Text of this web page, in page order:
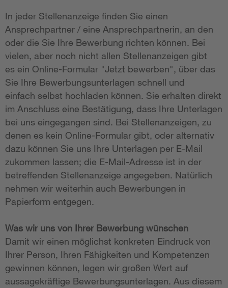
In jeder Stellenanzeige finden Sie einen
Ansprechpartner / eine Ansprechpartnerin, an den
oder die Sie Ihre Bewerbung richten können. Bei
vielen, aber noch nicht allen Stellenanzeigen gibt
es ein Online-Formular "Jetzt bewerben", über das
Sie Ihre Bewerbungsunterlagen schnell und
einfach selbst hochladen können. Sie erhalten direkt
im Anschluss eine Bestätigung, dass Ihre Unterlagen
bei uns eingegangen sind. Bei Stellenanzeigen, zu
denen es kein Online-Formular gibt, oder alternativ
dazu können Sie uns Ihre Unterlagen per E-Mail
zukommen lassen; die E-Mail-Adresse ist in der
betreffenden Stellenanzeige angegeben. Natürlich
nehmen wir weiterhin auch Bewerbungen in
Papierform entgegen.
Was wir uns von Ihrer Bewerbung wünschen
Damit wir einen möglichst konkreten Eindruck von
Ihrer Person, Ihren Fähigkeiten und Kompetenzen
gewinnen können, legen wir großen Wert auf
aussagekräftige Bewerbungsunterlagen. Aus diesem